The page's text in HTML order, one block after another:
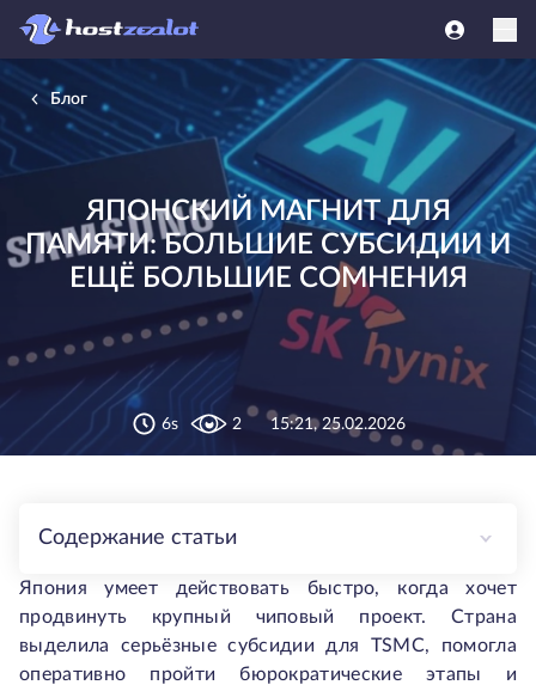
Блог
ЯПОНСКИЙ МАГНИТ ДЛЯ
ПАМЯТИ: БОЛЬШИЕ СУБСИДИИ И
ЕЩЁ БОЛЬШИЕ СОМНЕНИЯ
6s 2 15:21, 25.02.2026
Содержание статьи
Япония умеет действовать быстро, когда хочет
продвинуть крупный чиповый проект. Страна
выделила серьёзные субсидии для TSMC, помогла
оперативно пройти бюрократические этапы и